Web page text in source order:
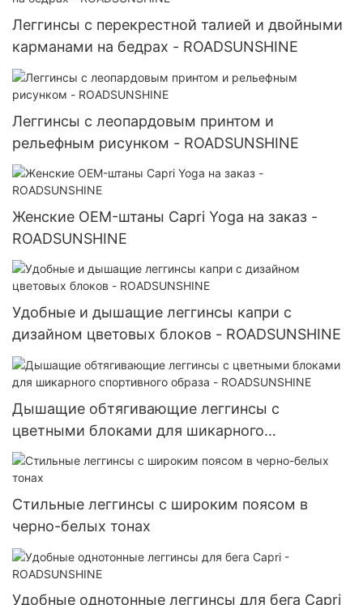
Леггинсы с перекрестной талией и двойными
карманами на бедрах - ROADSUNSHINE
Леггинсы с леопардовым принтом и
рельефным рисунком - ROADSUNSHINE
Женские OEM-штаны Capri Yoga на заказ -
ROADSUNSHINE
Удобные и дышащие леггинсы капри с
дизайном цветовых блоков - ROADSUNSHINE
Дышащие обтягивающие леггинсы с
цветными блоками для шикарного
спортивного образа - ROADSUNSHINE
Стильные леггинсы с широким поясом в
черно-белых тонах
Удобные однотонные леггинсы для бега Capri